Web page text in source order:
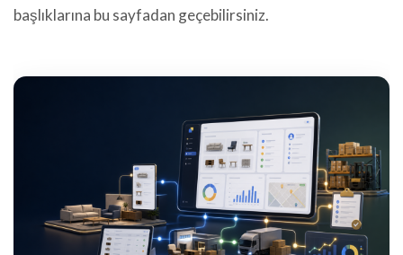
başlıklarına bu sayfadan geçebilirsiniz.